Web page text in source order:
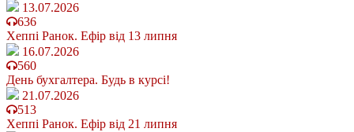
13.07.2026
636
Хеппі Ранок. Ефір від 13 липня
16.07.2026
560
День бухгалтера. Будь в курсі!
21.07.2026
513
Хеппі Ранок. Ефір від 21 липня